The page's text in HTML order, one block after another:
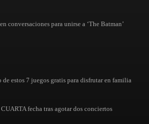
conversaciones para unirse a ‘The Batman’
estos 7 juegos gratis para disfrutar en familia
fecha tras agotar dos conciertos